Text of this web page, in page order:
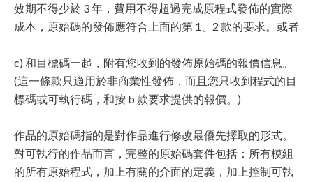
效期不得少於 3 年，費用不得超過完成原程式發佈的實際
成本，原始碼的發佈應符合上面的第 1、2 款的要求。或者
c) 和目標碼一起，附有您收到的發佈原始碼的報價信息。
(這一條款只適用於非商業性發佈，而且您只收到程式的目
標碼或可執行碼，和按 b 款要求提供的報價。)
作品的原始碼指的是對作品進行修改最優先擇取的形式。
對可執行的作品而言，完整的原始碼套件包括：所有模組
的所有原始程式，加上有關的介面的定義，加上控制可執